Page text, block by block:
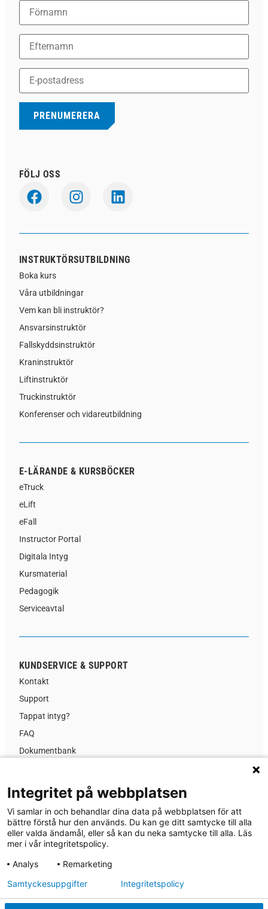
FÖLJ OSS
INSTRUKTÖRSUTBILDNING
Boka kurs
Våra utbildningar
Vem kan bli instruktör?
Ansvarsinstruktör
Fallskyddsinstruktör
Kraninstruktör
Liftinstruktör
Truckinstruktör
Konferenser och vidareutbildning
E-LÄRANDE & KURSBÖCKER
eTruck
eLift
eFall
Instructor Portal
Digitala Intyg
Kursmaterial
Pedagogik
Serviceavtal
KUNDSERVICE & SUPPORT
Kontakt
Support
Tappat intyg?
FAQ
Dokumentbank
GDPR
Nyheter
Om MA-system Utbildning
® 2026 MA-system Utbildning
Dataskyddspolicy
Integritet på webbplatsen
Vi samlar in och behandlar dina data på webbplatsen för att
bättre förstå hur den används. Du kan ge ditt samtycke till alla
eller valda ändamål, eller så kan du neka samtycke till alla. Läs
mer i vår integritetspolicy.
Analys
Remarketing
Samtyckesuppgifter Integritetspolicy